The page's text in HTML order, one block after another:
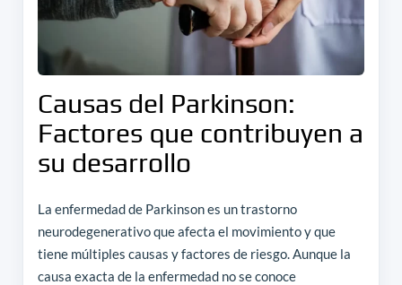
Causas del Parkinson:
Factores que contribuyen a
su desarrollo
La enfermedad de Parkinson es un trastorno
neurodegenerativo que afecta el movimiento y que
tiene múltiples causas y factores de riesgo. Aunque la
causa exacta de la enfermedad no se conoce